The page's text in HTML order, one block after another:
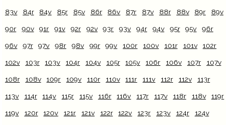
83v 84r 84v 85r 85v 86r 86v 87r 87v 88r 88v 89r 89v
90r 90v 91r 91v 92r 92v 93r 93v 94r 94v 95r 95v 96r
96v 97r 97v 98r 98v 99r 99v 100r 100v 101r 101v 102r
102v 103r 103v 104r 104v 105r 105v 106r 106v 107r 107v
108r 108v 109r 109v 110r 110v 111r 111v 112r 112v 113r
113v 114r 114v 115r 115v 116r 116v 117r 117v 118r 118v 119r
119v 120r 120v 121r 121v 122r 122v 123r 123v 124r 124v